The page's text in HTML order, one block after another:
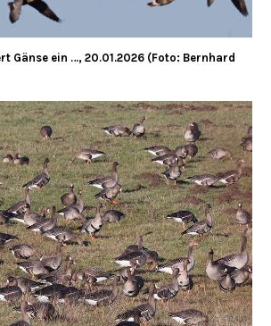
ein …, 20.01.2026 (Foto: Bernhard